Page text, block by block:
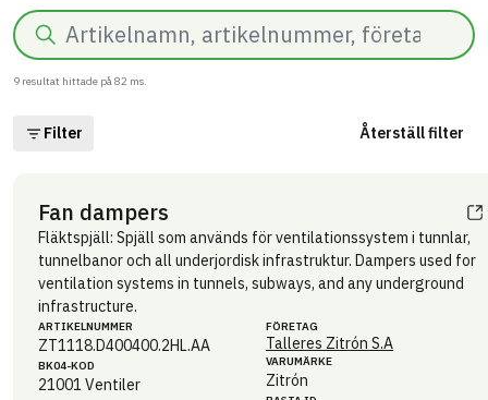
Sök
9 resultat hittade på82 ms.
Filter Återställ filter
Fan dampers
Fläktspjäll: Spjäll som används för ventilationssystem i tunnlar,
tunnelbanor och all underjordisk infrastruktur. Dampers used for
ventilation systems in tunnels, subways, and any underground
infrastructure.
ARTIKEL­NUMMER
ZT1118.D400400.2HL.AA
BK04-KOD
21001 Ventiler
FÖRETAG
Talleres Zitrón S.A
VARUMÄRKE
Zitrón